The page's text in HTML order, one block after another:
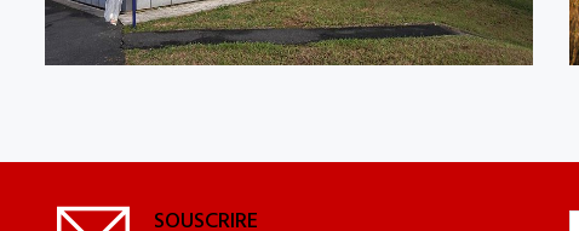
SOUSCRIRE